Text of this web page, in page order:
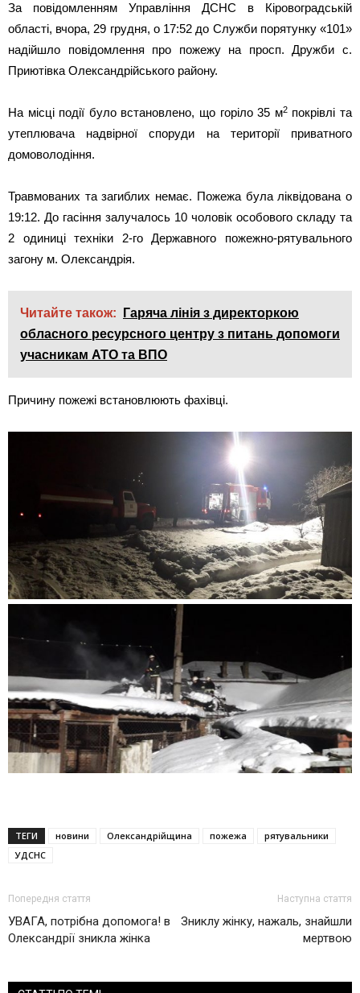
За повідомленням Управління ДСНС в Кіровоградській
області, вчора, 29 грудня, о 17:52 до Служби порятунку «101»
надійшло повідомлення про пожежу на просп. Дружби с.
Приютівка Олександрійського району.
На місці події було встановлено, що горіло 35 м2покрівлі та
утеплювача надвірної споруди на території приватного
домоволодіння.
Травмованих та загиблих немає. Пожежа була ліквідована о
19:12. До гасіння залучалось 10 чоловік особового складу та
2 одиниці техніки 2-го Державного пожежно-рятувального
загону м. Олександрія.
Читайте також:
Гаряча лінія з директоркою
обласного ресурсного центру з питань допомоги
учасникам АТО та ВПО
Причину пожежі встановлюють фахівці.
ТЕГИ новини Олександрійщина пожежа
рятувальники
УДСНС
Попередня стаття
УВАГА, потрібна допомога! в
Олександрії зникла жінка
Наступна стаття
Зниклу жінку, нажаль, знайшли
мертвою